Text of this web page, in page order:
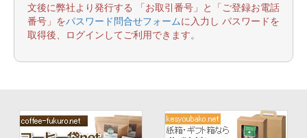
文後に弊社より発行する 「お取引番号」と「ご登録お電話
番号」をパスワード問合せフォームに入力し パスワードを
取得後、ログインしてご利用できます。